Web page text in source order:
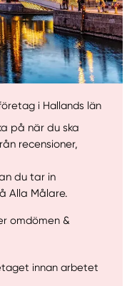
i Hallands län
på när du ska
recensioner,
du tar in
Alla Målare.
omdömen &
innan arbetet